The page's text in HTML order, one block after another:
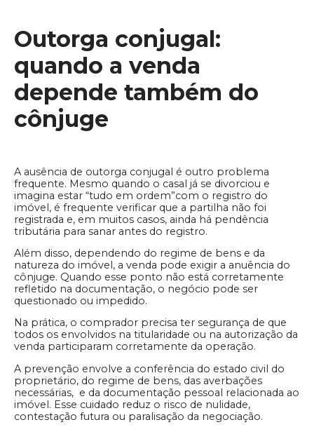
Outorga conjugal:
quando a venda
depende também do
cônjuge
A ausência de outorga conjugal é outro problema
frequente. Mesmo quando o casal já se divorciou e
imagina estar “tudo em ordem”com o registro do
imóvel, é frequente verificar que a partilha não foi
registrada e, em muitos casos, ainda há pendência
tributária para sanar antes do registro.
Além disso, dependendo do regime de bens e da
natureza do imóvel, a venda pode exigir a anuência do
cônjuge. Quando esse ponto não está corretamente
refletido na documentação, o negócio pode ser
questionado ou impedido.
Na prática, o comprador precisa ter segurança de que
todos os envolvidos na titularidade ou na autorização da
venda participaram corretamente da operação.
A prevenção envolve a conferência do estado civil do
proprietário, do regime de bens, das averbações
necessárias, e da documentação pessoal relacionada ao
imóvel. Esse cuidado reduz o risco de nulidade,
contestação futura ou paralisação da negociação.